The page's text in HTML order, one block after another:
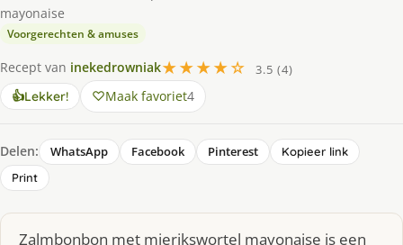
mayonaise
Voorgerechten & amuses
Recept van inekedrowniak★★★★☆
3.5 (4)
👍Lekker! Maak favoriet4
Delen: WhatsApp Facebook Pinterest
Kopieer link
Print
Zalmbonbon met mierikswortel mayonaise is een